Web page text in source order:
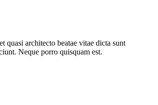
quasi architecto beatae vitae dicta sunt
Neque porro quisquam est.